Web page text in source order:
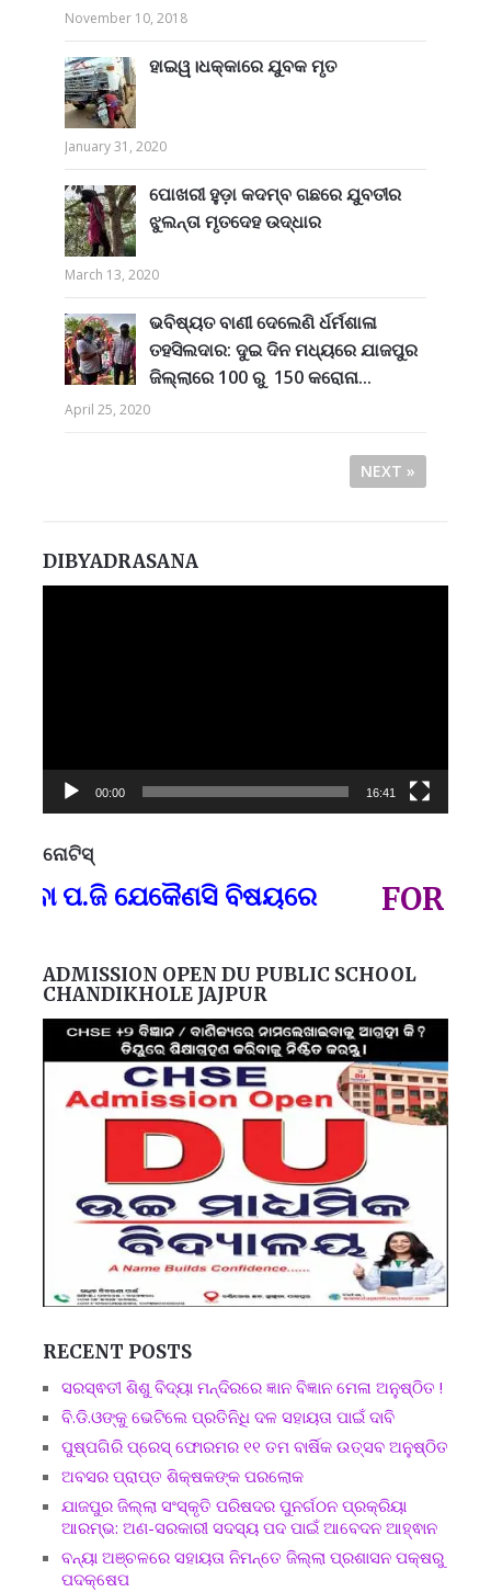
November 10, 2018
ହାଇୱ।ଧକ୍କାରେ ଯୁବକ ମୃତ
January 31, 2020
ପୋଖରୀ ହୁଡ଼ା କଦମ୍ବ ଗଛରେ ଯୁବତୀର
ଝୁଲନ୍ତା ମୃତଦେହ ଉଦ୍ଧାର
March 13, 2020
ଭବିଷ୍ୟତ ବାଣୀ ଦେଲେଣି ର୍ଧର୍ମଶାଳା
ତହସିଲଦାର: ଦୁଇ ଦିନ ମଧ୍ୟରେ ଯାଜପୁର
ଜିଲ୍ଲାରେ 100 ରୁ 150 କରୋନା...
April 25, 2020
NEXT »
DIBYADRASANA
00:00 16:41
ନୋଟିସ୍
ପ.ଜି ଯେକୈଣସି ବିଷୟରେ FOR
ADMISSION OPEN DU PUBLIC SCHOOL
CHANDIKHOLE JAJPUR
RECENT POSTS
ସରସ୍ଵତୀ ଶିଶୁ ବିଦ୍ୟା ମନ୍ଦିରରେ ଜ୍ଞାନ ବିଜ୍ଞାନ ମେଳା ଅନୁଷ୍ଠିତ !
ବି.ଡି.ଓଙ୍କୁ ଭେଟିଲେ ପ୍ରତିନିଧି ଦଳ ସହାୟତା ପାଇଁ ଦାବି
ପୁଷ୍ପଗିରି ପ୍ରେସ୍ ଫୋରମର ୧୧ ତମ ବାର୍ଷିକ ଉତ୍ସବ ଅନୁଷ୍ଠିତ
ଅବସର ପ୍ରାପ୍ତ ଶିକ୍ଷକଙ୍କ ପରଲୋକ
ଯାଜପୁର ଜିଲ୍ଲା ସଂସ୍କୃତି ପରିଷଦର ପୁନର୍ଗଠନ ପ୍ରକ୍ରିୟା
ଆରମ୍ଭ: ଅଣ-ସରକାରୀ ସଦସ୍ୟ ପଦ ପାଇଁ ଆବେଦନ ଆହ୍ଵାନ
ବନ୍ୟା ଅଞ୍ଚଳରେ ସହାୟତା ନିମନ୍ତେ ଜିଲ୍ଲା ପ୍ରଶାସନ ପକ୍ଷରୁ
ପଦକ୍ଷେପ